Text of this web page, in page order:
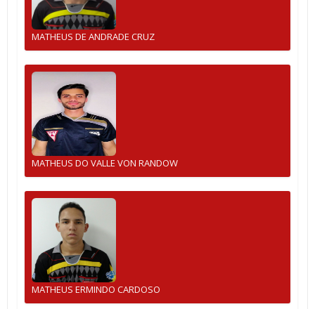
MATHEUS DE ANDRADE CRUZ
MATHEUS DO VALLE VON RANDOW
MATHEUS ERMINDO CARDOSO